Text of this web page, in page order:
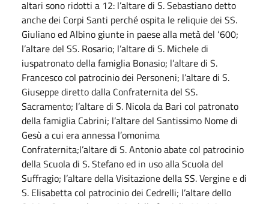
altari sono ridotti a 12: l’altare di S. Sebastiano detto
anche dei Corpi Santi perché ospita le reliquie dei SS.
Giuliano ed Albino giunte in paese alla metà del ‘600;
l’altare del SS. Rosario; l’altare di S. Michele di
iuspatronato della famiglia Bonasio; l’altare di S.
Francesco col patrocinio dei Personeni; l’altare di S.
Giuseppe diretto dalla Confraternita del SS.
Sacramento; l’altare di S. Nicola da Bari col patronato
della famiglia Cabrini; l’altare del Santissimo Nome di
Gesù a cui era annessa l’omonima
Confraternita;l’altare di S. Antonio abate col patrocinio
della Scuola di S. Stefano ed in uso alla Scuola del
Suffragio; l’altare della Visitazione della SS. Vergine e di
S. Elisabetta col patrocinio dei Cedrelli; l’altare dello